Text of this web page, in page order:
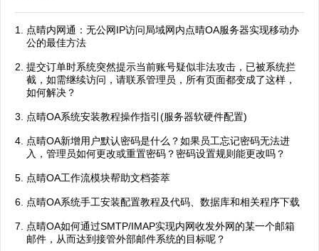
点晴内网通：无公网IP访问局域网内点晴OA服务器实现移动办
公的最佳方法
提交订单时系统突然提示当前账号疑似非法攻击，已被系统拦
截，如需继续访问，请联系管理员，所有页面都变成了这样，
如何解决？
点晴OA系统安装教程操作指引(服务器软硬件配置)
点晴OA新增用户默认密码是什么？如果员工忘记密码无法进
入，管理员如何更改或重置密码？密码设置规则能更改吗？
点晴OA工作流模块帮助文档荟萃
点晴OA系统手工安装配置教程及代码、数据库和相关程序下载
点晴OA如何通过SMTP/IMAP实现内网收发外网的某一个邮箱
邮件，从而达到接管外部邮件系统的目标呢？